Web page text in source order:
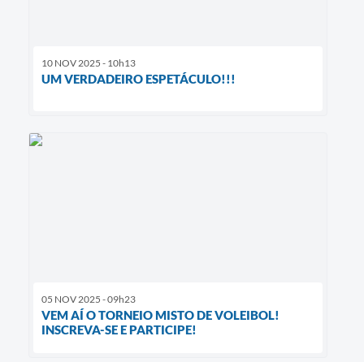
10 NOV 2025 - 10h13
UM VERDADEIRO ESPETÁCULO!!!
05 NOV 2025 - 09h23
VEM AÍ O TORNEIO MISTO DE VOLEIBOL!
INSCREVA-SE E PARTICIPE!